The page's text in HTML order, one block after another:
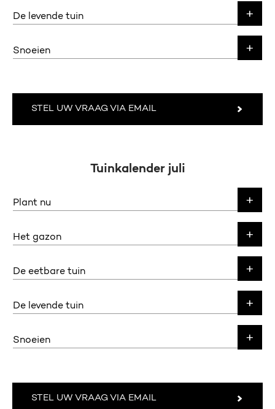
De levende tuin
Snoeien
STEL UW VRAAG VIA EMAIL
Tuinkalender juli
Plant nu
Het gazon
De eetbare tuin
De levende tuin
Snoeien
STEL UW VRAAG VIA EMAIL